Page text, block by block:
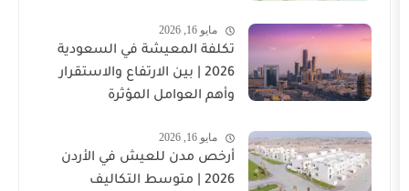
مايو 16, 2026
تكلفة المعيشة في السعودية
2026 | بين الارتفاع والاستقرار
وأهم العوامل المؤثرة
مايو 16, 2026
أرخص مدن للعيش في الأردن
2026 | متوسط التكاليف